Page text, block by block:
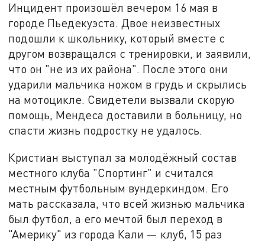
Инцидент произошёл вечером 16 мая в
городе Пьедекуэста. Двое неизвестных
подошли к школьнику, который вместе с
другом возвращался с тренировки, и заявили,
что он "не из их района". После этого они
ударили мальчика ножом в грудь и скрылись
на мотоцикле. Свидетели вызвали скорую
помощь, Мендеса доставили в больницу, но
спасти жизнь подростку не удалось.
Кристиан выступал за молодёжный состав
местного клуба "Спортинг" и считался
местным футбольным вундеркиндом. Его
мать рассказала, что всей жизнью мальчика
был футбол, а его мечтой был переход в
"Америку" из города Кали — клуб, 15 раз